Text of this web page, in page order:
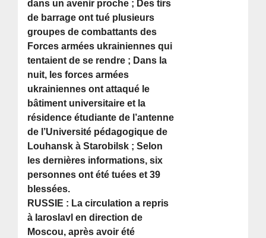
dans un avenir proche ; Des tirs
de barrage ont tué plusieurs
groupes de combattants des
Forces armées ukrainiennes qui
tentaient de se rendre ; Dans la
nuit, les forces armées
ukrainiennes ont attaqué le
bâtiment universitaire et la
résidence étudiante de l’antenne
de l’Université pédagogique de
Louhansk à Starobilsk ; Selon
les dernières informations, six
personnes ont été tuées et 39
blessées.
RUSSIE : La circulation a repris
à Iaroslavl en direction de
Moscou, après avoir été